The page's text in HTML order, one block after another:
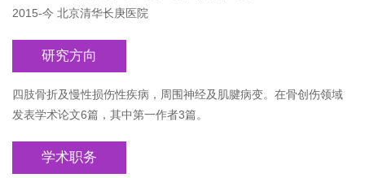
2015-今 北京清华长庚医院
研究方向
四肢骨折及慢性损伤性疾病，周围神经及肌腱病变。在骨创伤领域
发表学术论文6篇，其中第一作者3篇。
学术职务